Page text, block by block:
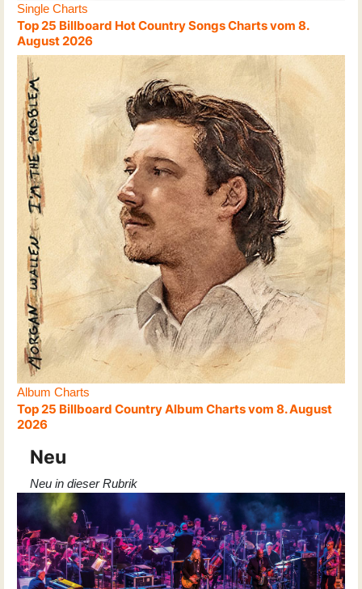
Single Charts
Top 25 Billboard Hot Country Songs Charts vom 8.
August 2026
Album Charts
Top 25 Billboard Country Album Charts vom 8. August
2026
Neu
Neu in dieser Rubrik